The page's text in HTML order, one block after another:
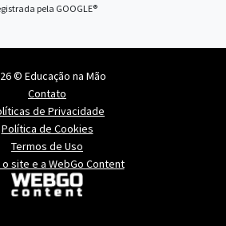
pela GOOGLE®
© Educação na Mão
Contato
de Privacidade
Política de Cookies
Termos de Uso
site e a WebGo Content